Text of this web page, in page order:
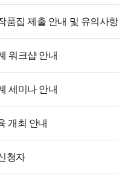
품집 제출 안내 및 유의사항
워크샵 안내
세미나 안내
개최 안내
청자